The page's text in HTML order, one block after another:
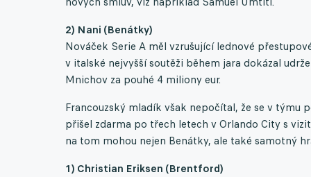
2) Nani (Benátky)
Nováček Serie A měl vzrušující lednové
v italské nejvyšší soutěži během jara dokázal
Mnichov za pouhé 4 miliony eur.
Francouzský mladík však nepočítal, že se v
přišel zdarma po třech letech v Orlando City s
na tom mohou nejen Benátky, ale také samotný
1) Christian Eriksen (Brentford)